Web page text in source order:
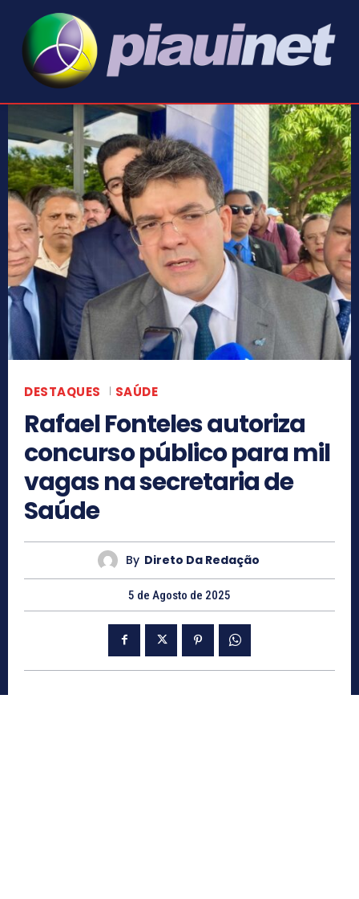
DESTAQUES SAÚDE
Rafael Fonteles autoriza
concurso público para mil
vagas na secretaria de
Saúde
By Direto Da Redação
5 de Agosto de 2025